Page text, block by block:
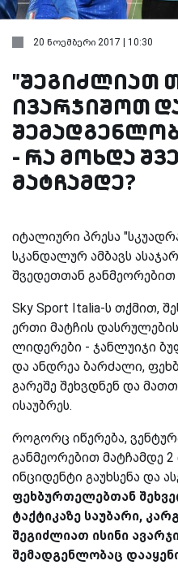
20 ნოემბერი 2017 | 10:30
"შეგიძლიათ
ივარჯიშოთ
- რა მოხდა
მატჩამდე?
იტალიური პრესა
სკანდალურ ამბავს
შვედეთთან
Sky Sport Italia-ს თქმით,
ერთი მატჩის დასრულების
ლიდერები - ჯანლუიჯი
და ანდრეა ბარძალი,
გარეშე შეხვდნენ და
ისაუბრეს.
როგორც იწერება,
განმეორებით მატჩამდე
ინციდენტი გაუხსენა და
ფეხბურთელებთან
ტაქტიკაზე საუბარი,
შეგიძლიათ ისინი
შემადგენლობაც